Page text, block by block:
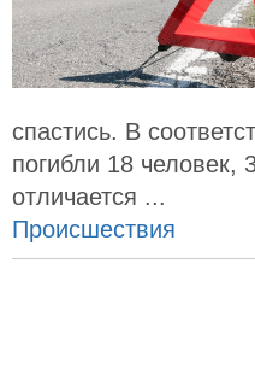
спастись. В
погибли 18
отличается ...
Происшествия